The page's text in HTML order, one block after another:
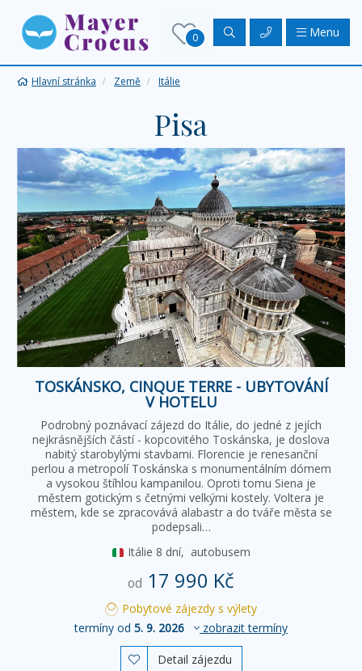
0 Menu
Hlavní stránka Země Itálie
Pisa
TOSKÁNSKO, CINQUE TERRE - UBYTOVÁNÍ
V HOTELU
Podrobný poznávací zájezd do Itálie, do jedné z jejích
nejkrásnějších částí - kopcovitého Toskánska, je doslova
nabitý starobylými stavbami. Florencie je renesanční
perlou a metropolí Toskánska s monumentálním dómem
a vysokou štíhlou kampanilou. Oproti tomu Siena je
městem gotickým s četnými velkými kostely. Voltera je
městem, kde se zpracovává alabastr a do tváře města se
podepsali…
Itálie 8 dní, autobusem
od 17 990 Kč
Pobytové zájezdy s výlety
termíny od 5. 9. 2026 zobrazit termíny
 Detail zájezdu